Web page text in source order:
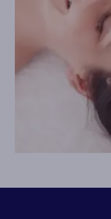
du massage Abhyanga)